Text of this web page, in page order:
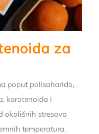
za
poput polisaharida,
karotenoida i
okolišnih stresova
temperatura.